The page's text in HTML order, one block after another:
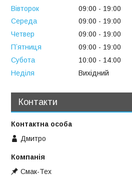
Вівторок
09:00
19:00
Середа
09:00
19:00
Четвер
09:00
19:00
Пʼятниця
09:00
19:00
Субота
10:00
14:00
Неділя
Вихідний
Контакти
Дмитро
Смак-Тех